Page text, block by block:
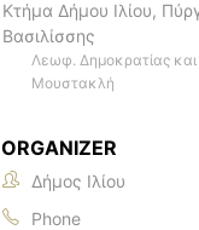
Κτήμα Δήμου Ιλίου,
Βασιλίσσης
Λεωφ. Δημοκρατίας
Μουστακλή
ORGANIZER
Δήμος Ιλίου
Phone